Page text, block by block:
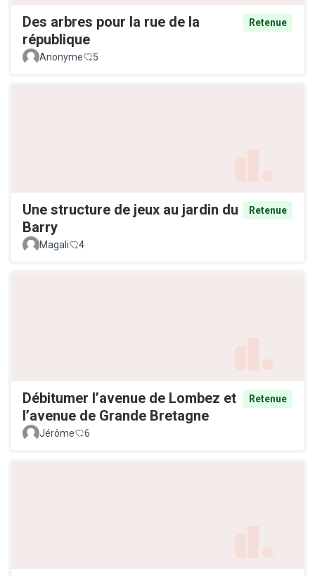
Des arbres pour la rue de la
république
Retenue
Anonyme 5
Une structure de jeux au jardin du
Barry
Retenue
Magali 4
Débitumer l’avenue de Lombez et
l’avenue de Grande Bretagne
Retenue
Jérôme 6